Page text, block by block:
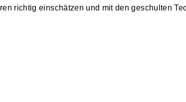
richtig einschätzen und mit den geschulten